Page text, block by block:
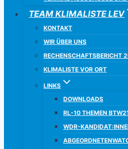
TEAM KLIMALISTE LEV
KONTAKT
WIR ÜBER UNS
RECHENSCHAFTSBERICHT
KLIMALISTE VOR ORT
LINKS
DOWNLOADS
RL-10 THEMEN
WDR-